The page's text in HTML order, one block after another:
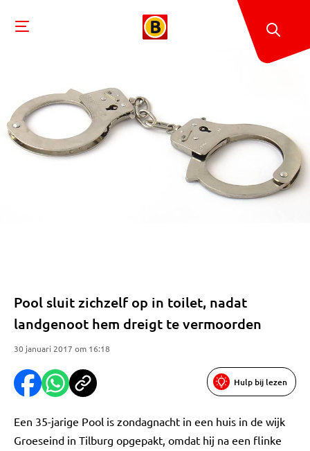
Pool sluit zichzelf op in toilet, nadat
landgenoot hem dreigt te vermoorden
30 januari 2017 om 16:18
Hulp bij lezen
Een 35-jarige Pool is zondagnacht in een huis in de wijk
Groeseind in Tilburg opgepakt, omdat hij na een flinke